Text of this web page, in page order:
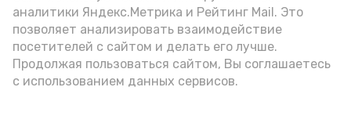
аналитики Яндекс.Метрика и Рейтинг Mail. Это
позволяет анализировать взаимодействие
посетителей с сайтом и делать его лучше.
Продолжая пользоваться сайтом, Вы соглашаетесь
с использованием данных сервисов.